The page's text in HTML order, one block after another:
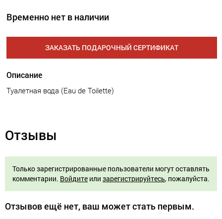
Временно нет в наличии
ЗАКАЗАТЬ ПОДАРОЧНЫЙ СЕРТИФИКАТ
Описание
Туалетная вода (Eau de Toilette)
Отзывы
Только зарегистрированные пользователи могут оставлять
комментарии. Войдите или зарегистрируйтесь, пожалуйста.
Отзывов ещё нет, ваш может стать первым.